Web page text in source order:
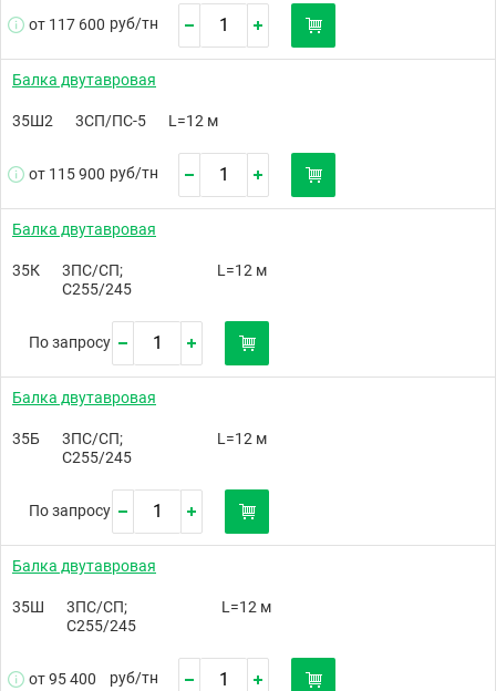
от 117 600 руб/тн
Балка двутавровая
35Ш2 3СП/ПС-5 L=12 м
от 115 900 руб/тн
Балка двутавровая
35К
3ПС/СП;
С255/245
L=12 м
По запросу
Балка двутавровая
35Б
3ПС/СП;
С255/245
L=12 м
По запросу
Балка двутавровая
35Ш
3ПС/СП;
С255/245
L=12 м
от 95 400 руб/тн